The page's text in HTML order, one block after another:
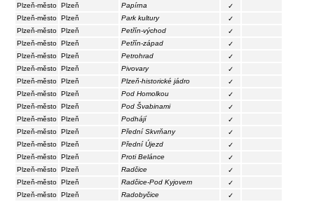
Plzeň-město Plzeň Papírna
✓
Plzeň-město Plzeň Park kultury
✓
Plzeň-město Plzeň Petřín-východ
✓
Plzeň-město Plzeň Petřín-západ
✓
Plzeň-město Plzeň Petrohrad
✓
Plzeň-město Plzeň Pivovary
✓
Plzeň-město Plzeň Plzeň-historické jádro
✓
Plzeň-město Plzeň Pod Homolkou
✓
Plzeň-město Plzeň Pod Švabinami
✓
Plzeň-město Plzeň Podhájí
✓
Plzeň-město Plzeň Přední Skvrňany
✓
Plzeň-město Plzeň Přední Újezd
✓
Plzeň-město Plzeň Proti Belánce
✓
Plzeň-město Plzeň Radčice
✓
Plzeň-město Plzeň Radčice-Pod Kyjovem
✓
Plzeň-město Plzeň Radobyčice
✓